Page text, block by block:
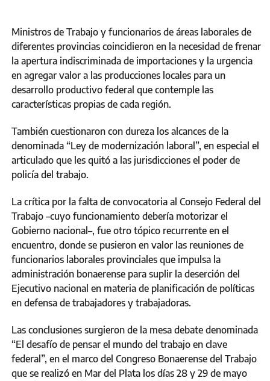
Ministros de Trabajo y funcionarios de áreas laborales de
diferentes provincias coincidieron en la necesidad de frenar
la apertura indiscriminada de importaciones y la urgencia
en agregar valor a las producciones locales para un
desarrollo productivo federal que contemple las
características propias de cada región.
También cuestionaron con dureza los alcances de la
denominada “Ley de modernización laboral”, en especial el
articulado que les quitó a las jurisdicciones el poder de
policía del trabajo.
La crítica por la falta de convocatoria al Consejo Federal del
Trabajo –cuyo funcionamiento debería motorizar el
Gobierno nacional–, fue otro tópico recurrente en el
encuentro, donde se pusieron en valor las reuniones de
funcionarios laborales provinciales que impulsa la
administración bonaerense para suplir la deserción del
Ejecutivo nacional en materia de planificación de políticas
en defensa de trabajadores y trabajadoras.
Las conclusiones surgieron de la mesa debate denominada
“El desafío de pensar el mundo del trabajo en clave
federal”, en el marco del Congreso Bonaerense del Trabajo
que se realizó en Mar del Plata los días 28 y 29 de mayo